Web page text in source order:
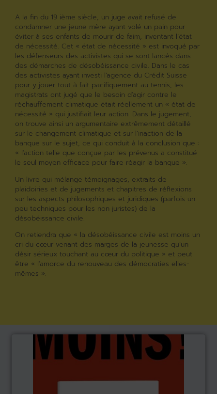
A la fin du 19 ième siècle, un juge avait refusé de
condamner une jeune mère ayant volé un pain pour
éviter à ses enfants de mourir de faim, inventant l’état
de nécessité. Cet « état de nécessité » est invoqué par
les défenseurs des activistes qui se sont lancés dans
des démarches de désobéissance civile. Dans le cas
des activistes ayant investi l’agence du Crédit Suisse
pour y jouer tout à fait pacifiquement au tennis, les
magistrats ont jugé que le besoin d’agir contre le
réchauffement climatique était réellement un « état de
nécessité » qui justifiait leur action. Dans le jugement,
on trouve ainsi un argumentaire extrêmement détaillé
sur le changement climatique et sur l’inaction de la
banque sur le sujet, ce qui conduit à la conclusion que :
« l’action telle que conçue par les prévenus a constitué
le seul moyen efficace pour faire réagir la banque ».
Un livre qui mélange témoignages, extraits de
plaidoiries et de jugements et chapitres de réflexions
sur les aspects philosophiques et juridiques (parfois un
peu techniques pour les non juristes) de la
désobéissance civile.
On retiendra que « la désobéissance civile est moins un
cri du cœur venant des marges de la jeunesse qu’un
désir sérieux touchant au cœur du politique » et peut
être « l’amorce du renouveau des démocraties elles-
mêmes ».